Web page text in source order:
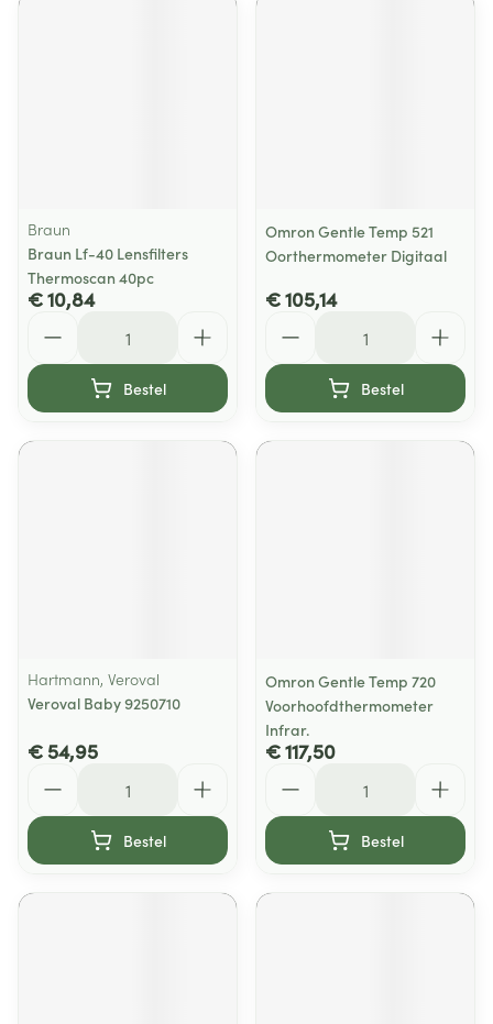
Braun
Braun Lf-40 Lensfilters
Thermoscan 40pc
€ 10,84
Bestel
Omron Gentle Temp 521
Oorthermometer Digitaal
€ 105,14
Bestel
Hartmann, Veroval
Veroval Baby 9250710
€ 54,95
Bestel
Omron Gentle Temp 720
Voorhoofdthermometer
Infrar.
€ 117,50
Bestel